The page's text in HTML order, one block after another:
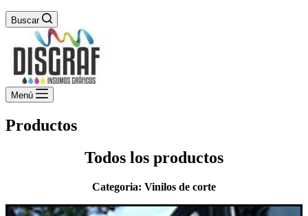
Buscar
Menú
Productos
Todos los productos
Categoria: Vinilos de corte